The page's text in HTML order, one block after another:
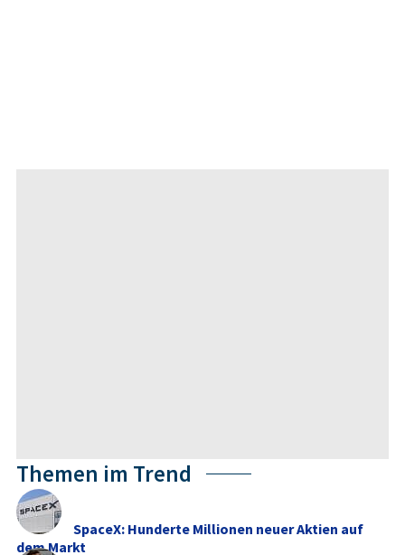
Themen im Trend
SpaceX: Hunderte Millionen neuer Aktien auf
dem Markt